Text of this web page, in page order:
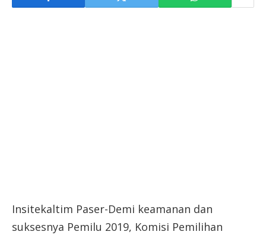
Insitekaltim Paser-Demi keamanan dan
suksesnya Pemilu 2019, Komisi Pemilihan